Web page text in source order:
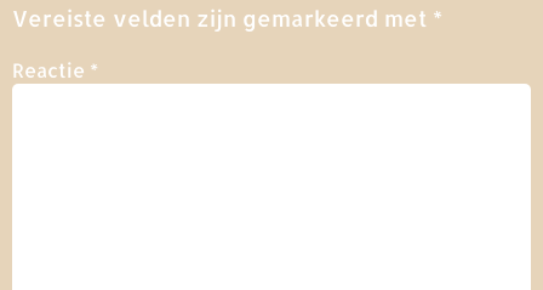
Vereiste velden zijn gemarkeerd met *
Reactie *